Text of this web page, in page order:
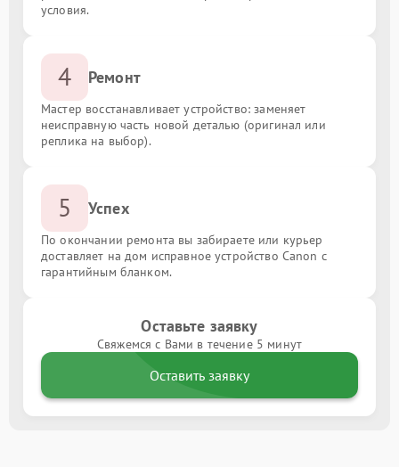
условия.
4 Ремонт
Мастер восстанавливает устройство: заменяет
неисправную часть новой деталью (оригинал или
реплика на выбор).
5 Успех
По окончании ремонта вы забираете или курьер
доставляет на дом исправное устройство Canon с
гарантийным бланком.
Оставьте заявку
Свяжемся с Вами в течение 5 минут
Оставить заявку